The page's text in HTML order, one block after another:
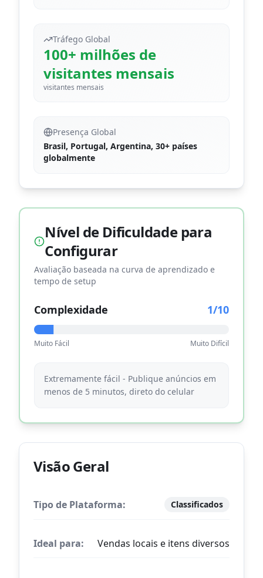
Tráfego Global
100+ milhões de
visitantes mensais
visitantes mensais
Presença Global
Brasil, Portugal, Argentina, 30+ países
globalmente
Nível de Dificuldade para
Configurar
Avaliação baseada na curva de aprendizado e
tempo de setup
Complexidade 1/10
Muito Fácil Muito Difícil
Extremamente fácil - Publique anúncios em
menos de 5 minutos, direto do celular
Visão Geral
Tipo de Plataforma: Classificados
Ideal para: Vendas locais e itens diversos